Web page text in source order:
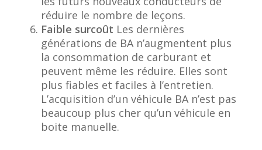
réduire le nombre de leçons.
Faible surcoût Les dernières
générations de BA n’augmentent plus
la consommation de carburant et
peuvent même les réduire. Elles sont
plus fiables et faciles à l’entretien.
L’acquisition d’un véhicule BA n’est pas
beaucoup plus cher qu’un véhicule en
boite manuelle.